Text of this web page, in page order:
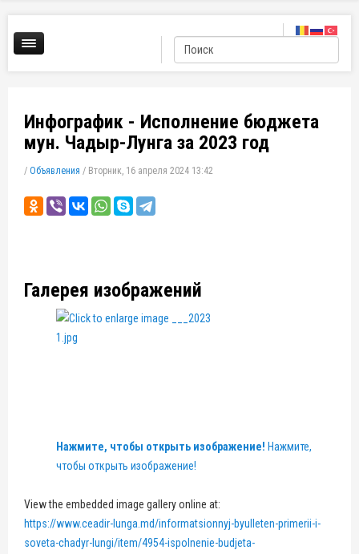
Инфографик - Исполнение бюджета
мун. Чадыр-Лунга за 2023 год
/ Объявления / Вторник, 16 апреля 2024 13:42
Галерея изображений
Нажмите, чтобы открыть изображение! Нажмите,
чтобы открыть изображение!
View the embedded image gallery online at:
https://www.ceadir-lunga.md/informatsionnyj-byulleten-primerii-i-
soveta-chadyr-lungi/item/4954-ispolnenie-budjeta-